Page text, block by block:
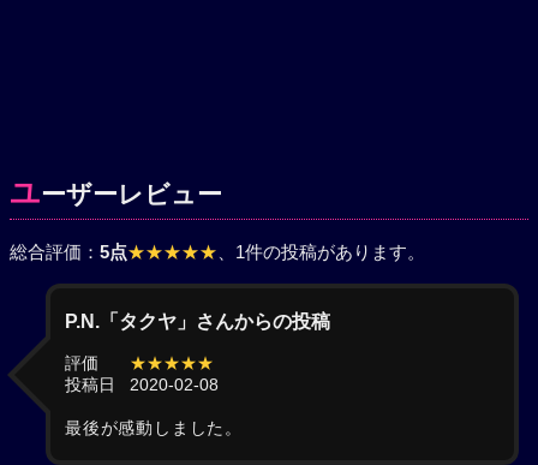
ユーザーレビュー
総合評価： 5点★★★★★ 、1件の投稿があります。
P.N.「タクヤ」さんからの投稿
評価
★★★★★
投稿日
2020-02-08
最後が感動しました。